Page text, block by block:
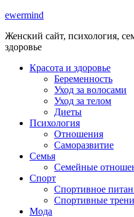
ewermind
Женский сайт, психология,
здоровье
Красота и здоровье
Беременность
Уход за волосами
Уход за телом
Диеты
Психология
Отношения
Саморазвитие
Семья
Семейные
Спорт
Спортивное
Спортивные
Мода